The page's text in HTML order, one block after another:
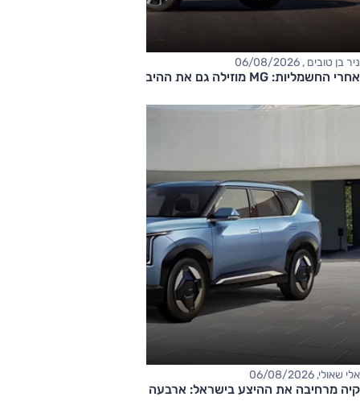
ניר בן טובים , 06/08/2026
אחרי החשמליות: MG מוזילה גם את ההיברידיות
אלי שאולי, 06/08/2026
קיה מרחיבה את ההיצע בישראל: ארבעה דגמים חדשים בדרך